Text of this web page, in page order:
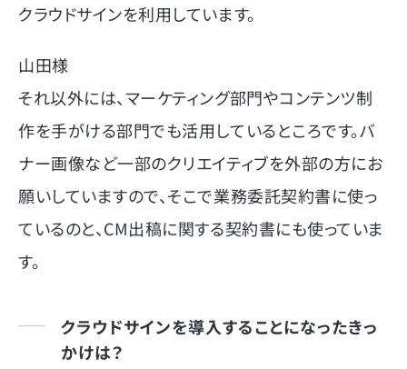
クラウドサインを利用しています。
山田様
それ以外には、マーケティング部門やコンテンツ制
作を手がける部門でも活用しているところです。バ
ナー画像など一部のクリエイティブを外部の方にお
願いしていますので、そこで業務委託契約書に使っ
ているのと、CM出稿に関する契約書にも使っていま
す。
クラウドサインを導入することになったきっ
かけは？